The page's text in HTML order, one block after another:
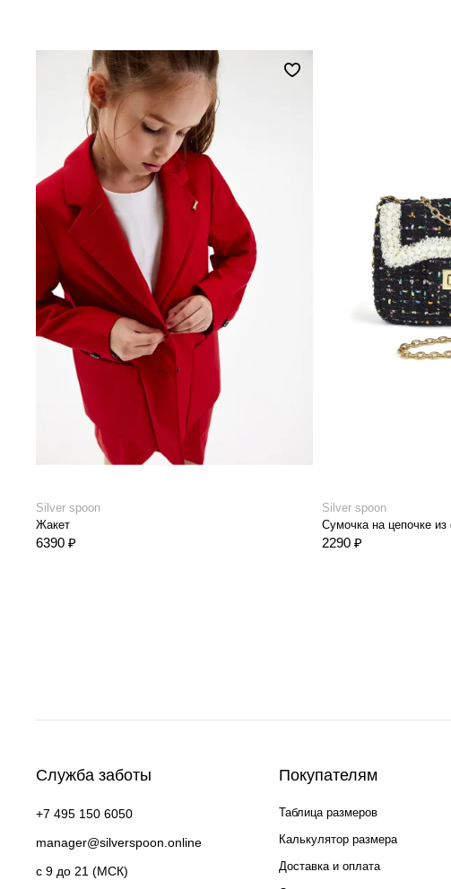
Silver spoon
Жакет
6390 ₽
Silver spoon
2290 ₽
Служба заботы
+7 495 150 6050
manager@silverspoon.online
c 9 до 21 (МСК)
Покупателям
Таблица размеров
Калькулятор размера
Доставка и оплата